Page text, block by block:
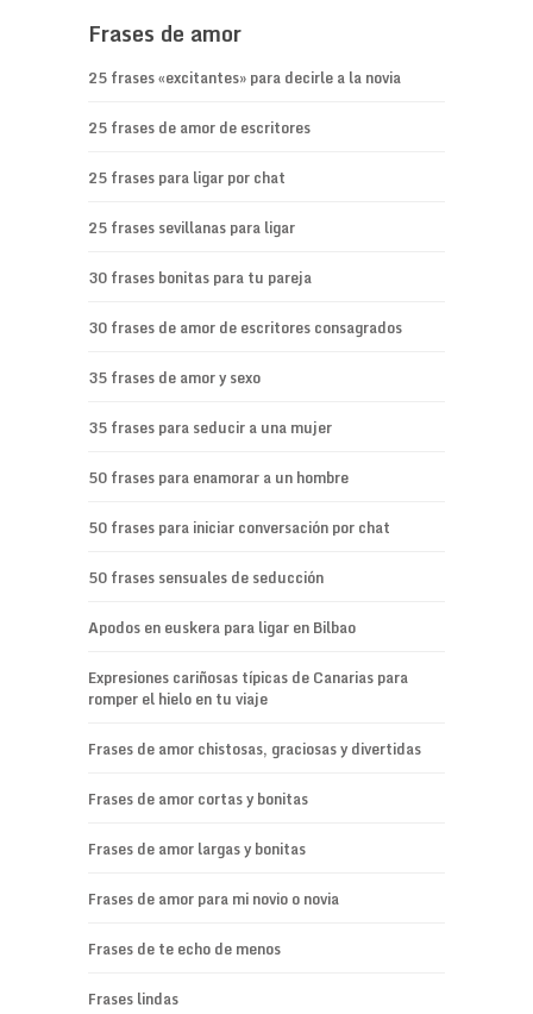
Frases de amor
25 frases «excitantes» para decirle a la novia
25 frases de amor de escritores
25 frases para ligar por chat
25 frases sevillanas para ligar
30 frases bonitas para tu pareja
30 frases de amor de escritores consagrados
35 frases de amor y sexo
35 frases para seducir a una mujer
50 frases para enamorar a un hombre
50 frases para iniciar conversación por chat
50 frases sensuales de seducción
Apodos en euskera para ligar en Bilbao
Expresiones cariñosas típicas de Canarias para
romper el hielo en tu viaje
Frases de amor chistosas, graciosas y divertidas
Frases de amor cortas y bonitas
Frases de amor largas y bonitas
Frases de amor para mi novio o novia
Frases de te echo de menos
Frases lindas